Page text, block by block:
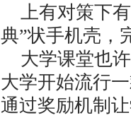
上有对策下
典”状手机壳，
大学课堂也
大学开始流行
通过奖励机制